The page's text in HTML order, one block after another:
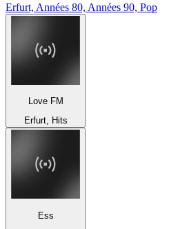
Erfurt, Années 80, Années 90, Pop
Love FM
Erfurt, Hits
Ess